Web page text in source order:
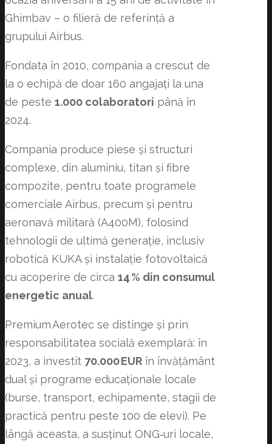
Ghimbav – o filieră de referință a
grupului Airbus.
Fondata în 2010, compania a crescut de
la o echipă de doar 160 angajați la una
de peste 1.000 colaboratori până în
2024.
Compania produce piese și structuri
complexe, din aluminiu, titan și fibre
compozite, pentru toate programele
comerciale Airbus, precum și pentru
aeronavă militară (A400M), folosind
tehnologii de ultimă generație, inclusiv
robotică KUKA și instalație fotovoltaică
cu acoperire de circa 14% din consumul
energetic anual.
Premium Aerotec se distinge și prin
responsabilitatea socială exemplară: în
2023, a investit 70.000EUR în învățământ
dual și programe educaționale locale
(burse, transport, echipamente, stagii de
practică pentru peste 100 de elevi). Pe
lângă aceasta, a susținut ONG‑uri locale,